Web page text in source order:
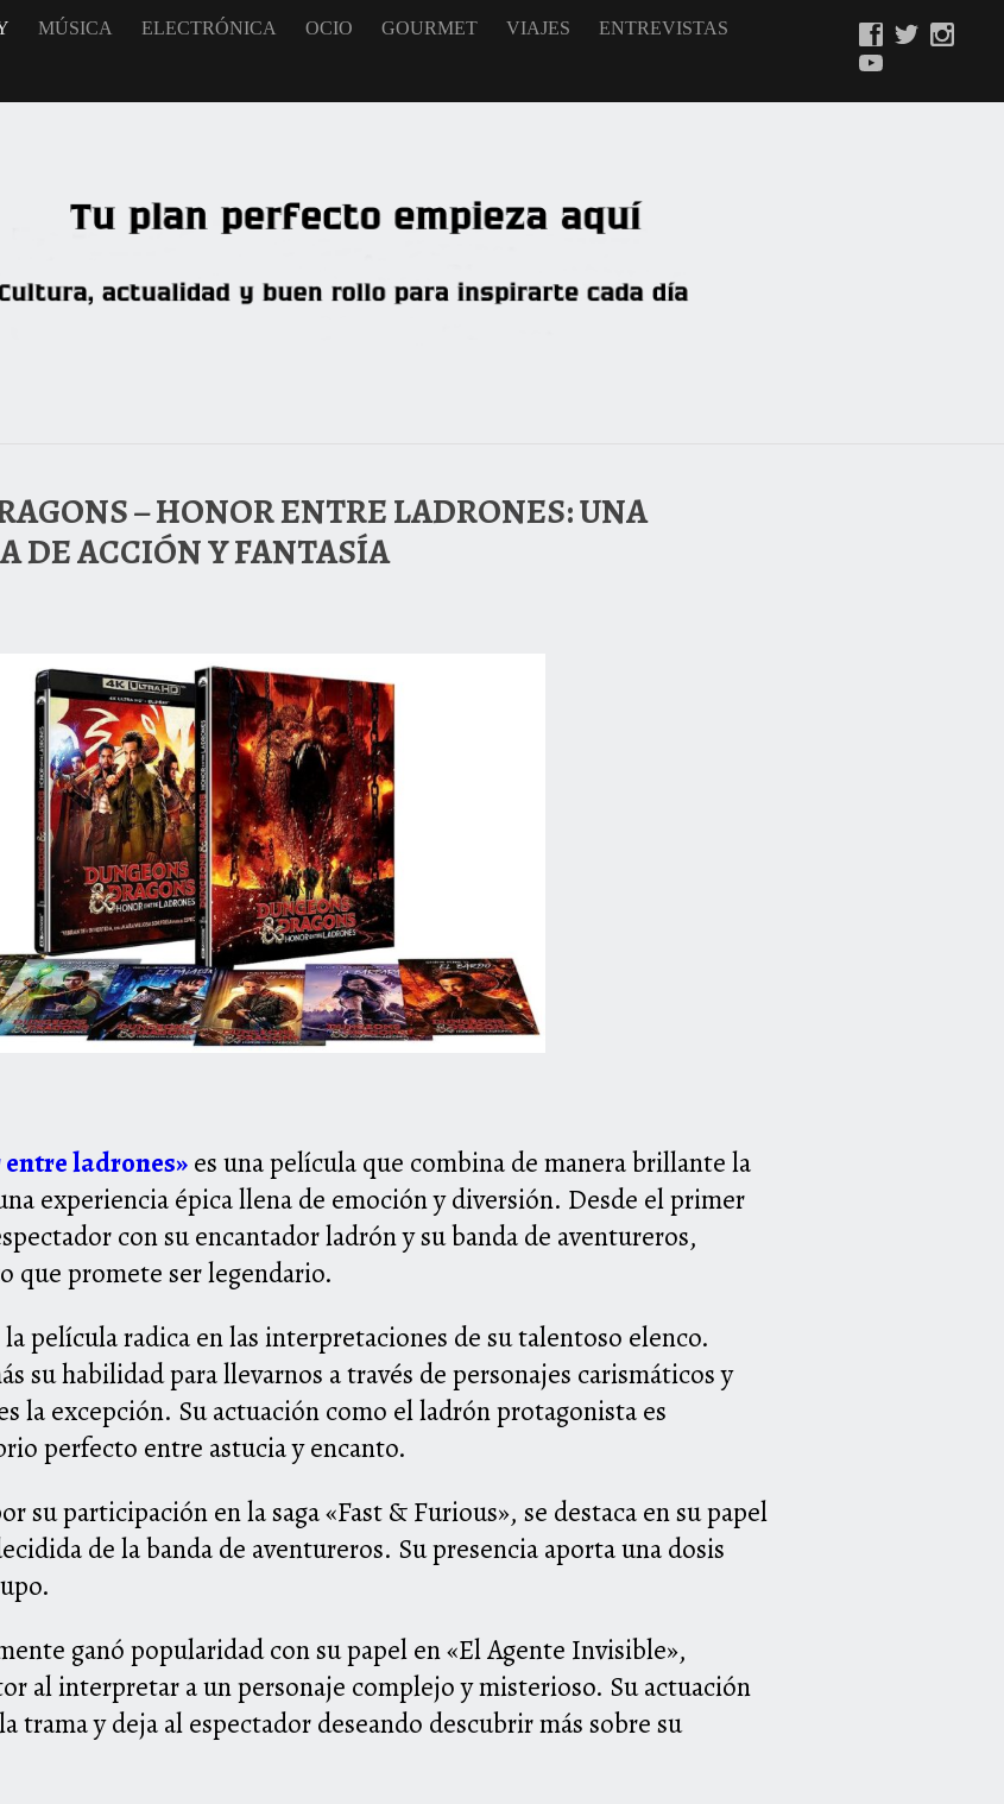
MÚSICA ELECTRÓNICA OCIO GOURMET VIAJES ENTREVISTAS
– HONOR ENTRE LADRONES: UNA
DE ACCIÓN Y FANTASÍA
ladrones»es una película que combina de manera brillante la
experiencia épica llena de emoción y diversión. Desde el primer
con su encantador ladrón y su banda de aventureros,
que promete ser legendario.
película radica en las interpretaciones de su talentoso elenco.
su habilidad para llevarnos a través de personajes carismáticos y
la excepción. Su actuación como el ladrón protagonista es
perfecto entre astucia y encanto.
su participación en la saga «Fast & Furious», se destaca en su papel
de la banda de aventureros. Su presencia aporta una dosis
ganó popularidad con su papel en «El Agente Invisible»,
al interpretar a un personaje complejo y misterioso. Su actuación
trama y deja al espectador deseando descubrir más sobre su